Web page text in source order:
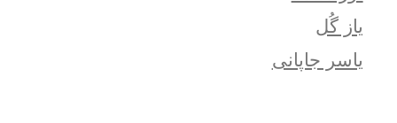
یاز گُل
یاسر جاپانی